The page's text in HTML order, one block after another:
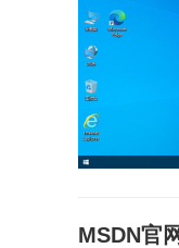
MSDN官